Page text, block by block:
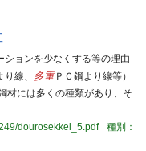
ョンを少なくする等の理由
線、
多重ＰＣ鋼より線等）
材には多くの種類があり、そ
dourosekkei_5.pdf
種別：